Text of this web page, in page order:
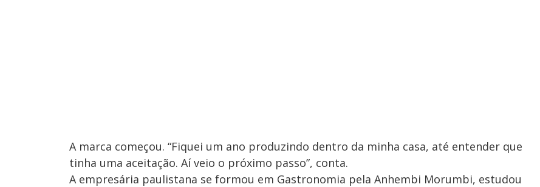
A marca começou. “Fiquei um ano produzindo dentro da minha casa, até entender que
tinha uma aceitação. Aí veio o próximo passo”, conta.
A empresária paulistana se formou em Gastronomia pela Anhembi Morumbi, estudou